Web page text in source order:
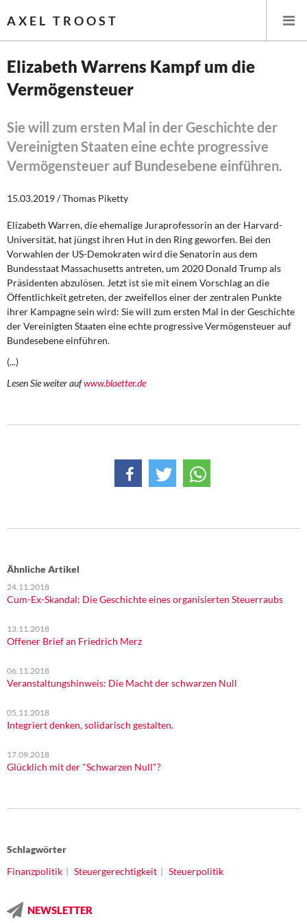
AXEL TROOST
Startseite
Themen
Leitlinien linker Wirtschafts- und Finanzpolitik
Steuer- und Finanzpolitik
Öffentliche Infrastruktur und Daseinsvorsorge
Eurokrise und Griechenland
DIE LINKE
Weitere Themen
Memo-Gruppe
Elizabeth Warrens Kampf um die
Vermögensteuer
Sie will zum ersten Mal in der Geschichte der
Vereinigten Staaten eine echte progressive
Vermögensteuer auf Bundesebene einführen.
15.03.2019 / Thomas Piketty
Elizabeth Warren, die ehemalige Juraprofessorin an der Harvard-
Universität, hat jüngst ihren Hut in den Ring geworfen. Bei den
Vorwahlen der US-Demokraten wird die Senatorin aus dem
Bundesstaat Massachusetts antreten, um 2020 Donald Trump als
Präsidenten abzulösen. Jetzt ist sie mit einem Vorschlag an die
Öffentlichkeit getreten, der zweifellos einer der zentralen Punkte
ihrer Kampagne sein wird: Sie will zum ersten Mal in der Geschichte
der Vereinigten Staaten eine echte progressive Vermögensteuer auf
Bundesebene einführen.
(...)
Lesen Sie weiter aufwww.blaetter.de
Ähnliche Artikel
24.11.2018
Cum-Ex-Skandal: Die Geschichte eines organisierten Steuerraubs
13.11.2018
Offener Brief an Friedrich Merz
06.11.2018
Veranstaltungshinweis: Die Macht der schwarzen Null
05.11.2018
Integriert denken, solidarisch gestalten.
17.09.2018
Glücklich mit der "Schwarzen Null"?
Schlagwörter
Finanzpolitik
Steuergerechtigkeit Steuerpolitik
NEWSLETTER